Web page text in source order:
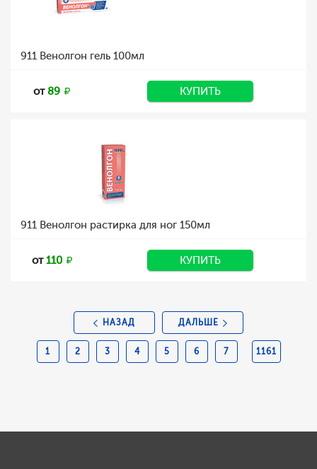
911 Венолгон гель 100мл
от89 КУПИТЬ
911 Венолгон растирка для ног 150мл
от110 КУПИТЬ
НАЗАД
1 2 3 4 5 6 7 1161
ДАЛЬШЕ